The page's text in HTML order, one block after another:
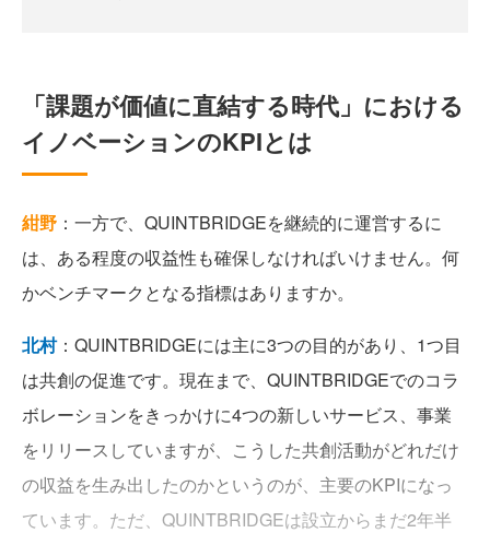
「課題が価値に直結する時代」における
イノベーションのKPIとは
紺野 ：一方で、QUINTBRIDGEを継続的に運営するに
は、ある程度の収益性も確保しなければいけません。何
かベンチマークとなる指標はありますか。
北村：QUINTBRIDGEには主に3つの目的があり、1つ目
は共創の促進です。現在まで、QUINTBRIDGEでのコラ
ボレーションをきっかけに4つの新しいサービス、事業
をリリースしていますが、こうした共創活動がどれだけ
の収益を生み出したのかというのが、主要のKPIになっ
ています。ただ、QUINTBRIDGEは設立からまだ2年半